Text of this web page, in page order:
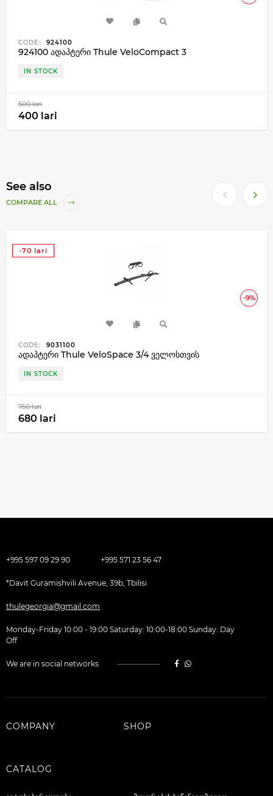
CODE: 924100
924100 ადაპტერი Thule VeloCompact 3
IN STOCK
500 lari
400 lari
See also
COMPARE ALL
-9%
-70 lari
CODE: 9031100
ადაპტერი Thule VeloSpace 3/4 ველოსთვის
IN STOCK
750 lari
680 lari
+995 597 09 29 90 +995 571 23 56 47
*Davit Guramishvili Avenue, 39b, Tbilisi
thulegeorgia@gmail.com
Monday-Friday 10:00 - 19:00 Saturday: 10:00-18:00 Sunday: Day
Off
We are in social networks
COMPANY SHOP
CATALOG